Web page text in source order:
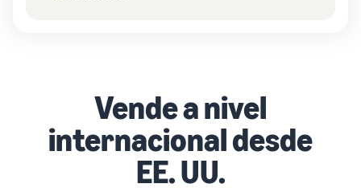
Vende a nivel
internacional desde
EE. UU.